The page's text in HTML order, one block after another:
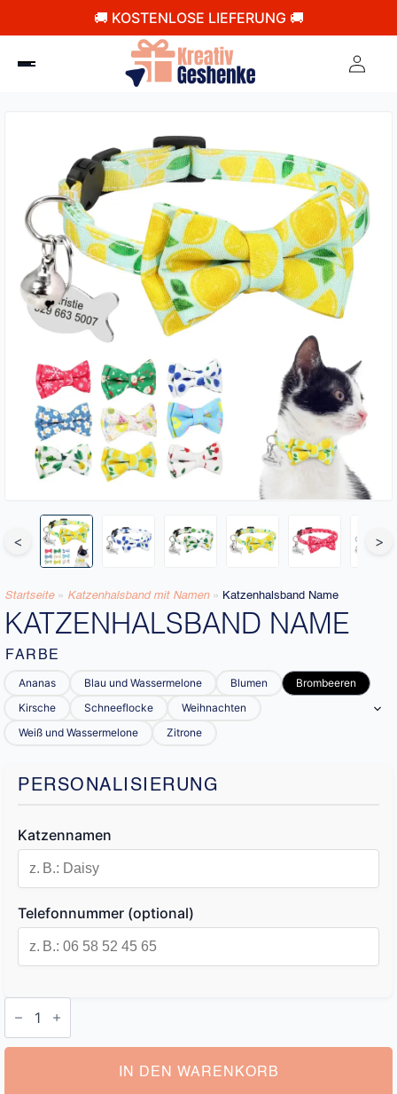
🚚 KOSTENLOSE LIEFERUNG 🚚
< >
Startseite » Katzenhalsband mit Namen​ » Katzenhalsband Name
KATZENHALSBAND NAME
FARBE
Ananas Blau und Wassermelone Blumen
Brombeeren
Kirsche
Schneeflocke
Weihnachten
Weiß und Wassermelone
Zitrone
PERSONALISIERUNG
Katzennamen
Telefonnummer (optional)
Katzenhalsband
Name
IN DEN WARENKORB